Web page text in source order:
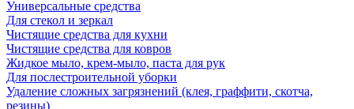
Универсальные средства
Для стекол и зеркал
Чистящие средства для кухни
Чистящие средства для ковров
Жидкое мыло, крем-мыло, паста для рук
Для послестроительной уборки
Удаление сложных загрязнений (клея, граффити, скотча,
резины)